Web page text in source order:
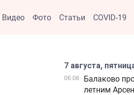
Видео Фото Статьи COVID-19
7 августа,
06.08
Балаково
летним